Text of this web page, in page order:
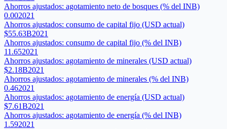
Ahorros ajustados: agotamiento neto de bosques (% del INB)
0.002021
Ahorros ajustados: consumo de capital fijo (USD actual)
$55.63B2021
Ahorros ajustados: consumo de capital fijo (% del INB)
11.652021
Ahorros ajustados: agotamiento de minerales (USD actual)
$2.18B2021
Ahorros ajustados: agotamiento de minerales (% del INB)
0.462021
Ahorros ajustados: agotamiento de energía (USD actual)
$7.61B2021
Ahorros ajustados: agotamiento de energía (% del INB)
1.592021